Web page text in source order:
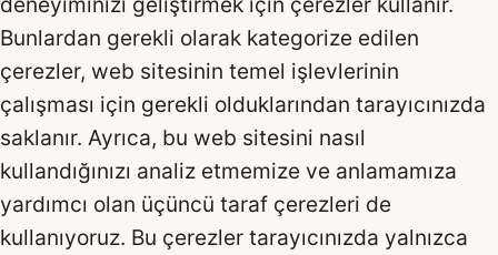
Bunlardan gerekli olarak kategorize edilen
çerezler, web sitesinin temel işlevlerinin
çalışması için gerekli olduklarından tarayıcınızda
saklanır. Ayrıca, bu web sitesini nasıl
kullandığınızı analiz etmemize ve anlamamıza
yardımcı olan üçüncü taraf çerezleri de
kullanıyoruz. Bu çerezler tarayıcınızda yalnızca